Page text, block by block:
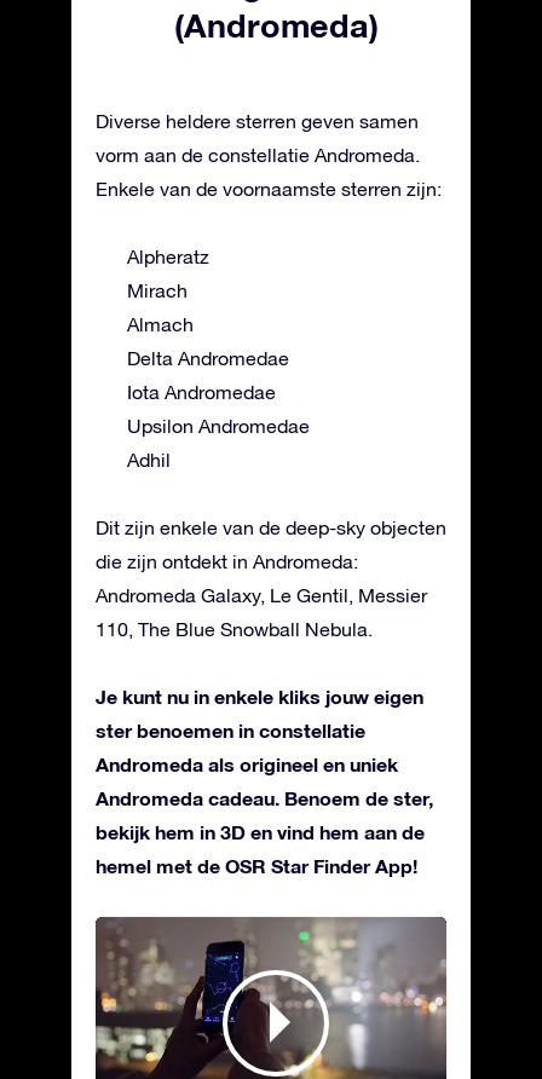
(Andromeda)
Diverse heldere sterren geven samen
vorm aan de constellatie Andromeda.
Enkele van de voornaamste sterren zijn:
Alpheratz
Mirach
Almach
Delta Andromedae
Iota Andromedae
Upsilon Andromedae
Adhil
Dit zijn enkele van de deep-sky objecten
die zijn ontdekt in Andromeda:
Andromeda Galaxy, Le Gentil, Messier
110, The Blue Snowball Nebula.
Je kunt nu in enkele kliks jouw eigen
ster benoemen in constellatie
Andromeda als origineel en uniek
Andromeda cadeau. Benoem de ster,
bekijk hem in 3D en vind hem aan de
hemel met de OSR Star Finder App!